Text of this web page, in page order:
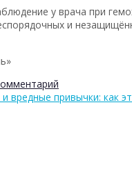
у врача при
и
вредные привычки: как